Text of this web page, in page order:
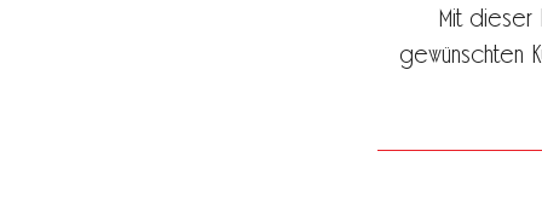
Mit dieser
gewünschten